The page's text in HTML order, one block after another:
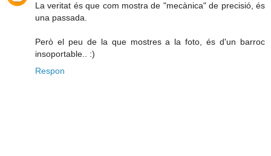
La veritat és que com mostra de "mecànica" de precisió, és
una passada.
Però el peu de la que mostres a la foto, és d'un barroc
insoportable.. :)
Respon